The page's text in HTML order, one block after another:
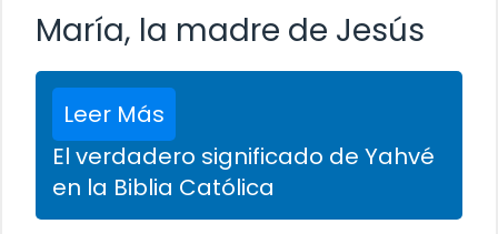
María, la madre de Jesús
Leer Más
El verdadero significado de Yahvé
en la Biblia Católica